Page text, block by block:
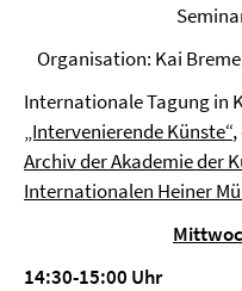
Organisation: Kai
Internationale Tagung in
„Intervenierende Künste“
Archiv der Akademie der
Internationalen Heiner
14:30-15:00 Uhr